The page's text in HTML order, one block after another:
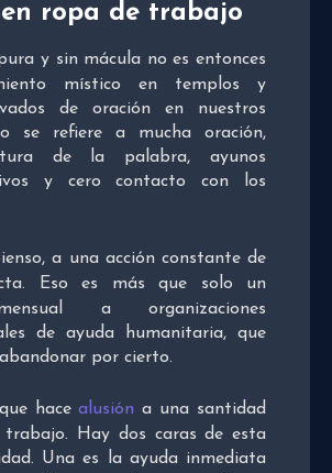
en ropa de trabajo
y sin mácula no es entonces
místico en templos y
de oración en nuestros
se refiere a mucha oración,
de la palabra, ayunos
y cero contacto con los
a una acción constante de
Eso es más que solo un
a organizaciones
de ayuda humanitaria, que
por cierto.
hacealusión a una santidad
Hay dos caras de esta
Una es la ayuda inmediata